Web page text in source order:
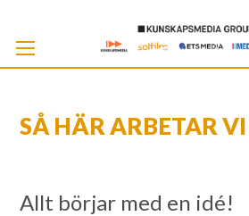
SÅ HÄR ARBETAR VI
Allt börjar med en idé!